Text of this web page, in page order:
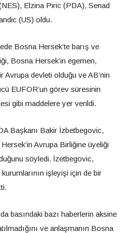
Elzina Piric (PDA), Senad
(US) oldu.
Bosna Hersek’te barış ve
Bosna Hersek’in egemen,
Avrupa devleti olduğu ve AB’nin
EUFOR’un görev süresinin
gibi maddelere yer verildi.
Başkanı Bakir İzbetbegovic,
Avrupa Birliğine üyeliği
söyledi. İzetbegovic,
işleyişi için de bir
basındaki bazı haberlerin aksine
ve anlaşmanın Bosna